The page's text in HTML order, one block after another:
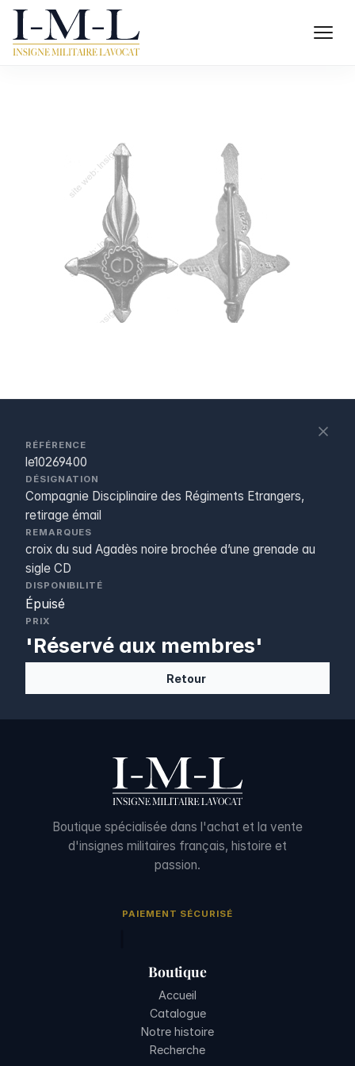
RÉFÉRENCE
le10269400
DÉSIGNATION
Compagnie Disciplinaire des Régiments Etrangers,
retirage émail
REMARQUES
croix du sud Agadès noire brochée d’une grenade au
sigle CD
DISPONIBILITÉ
Épuisé
PRIX
'Réservé aux membres'
Retour
Boutique spécialisée dans l'achat et la vente
d'insignes militaires français, histoire et
passion.
PAIEMENT SÉCURISÉ
Boutique
Accueil
Catalogue
Notre histoire
Recherche